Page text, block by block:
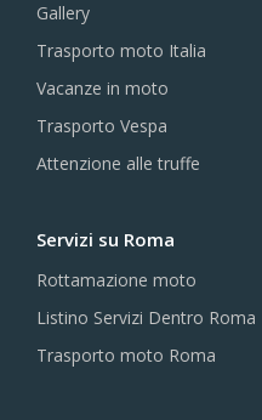
Gallery
Trasporto moto Italia
Vacanze in moto
Trasporto Vespa
Attenzione alle truffe
Servizi su Roma
Rottamazione moto
Listino Servizi Dentro Roma
Trasporto moto Roma